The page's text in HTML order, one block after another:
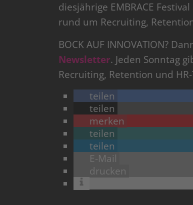
diesjährige EMBRACE
rund um Recruiting,
BOCK AUF INNOVATION?
Newsletter. Jeden Sonntag
Recruiting, Retention und
teilen
teilen
merken
teilen
teilen
E-Mail
drucken